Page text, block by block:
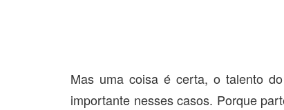
Mas uma coisa é certa, o talento
importante nesses casos. Porque